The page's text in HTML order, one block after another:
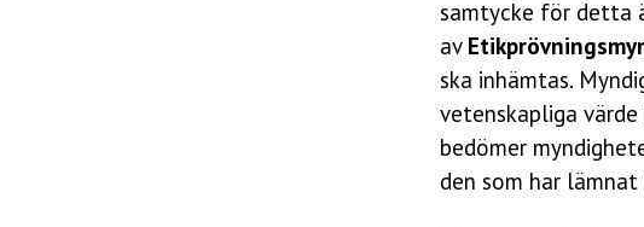
samtycke för detta
av
ska inhämtas.
vetenskapliga
bedömer
den som har